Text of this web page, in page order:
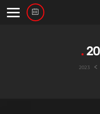
>
2023